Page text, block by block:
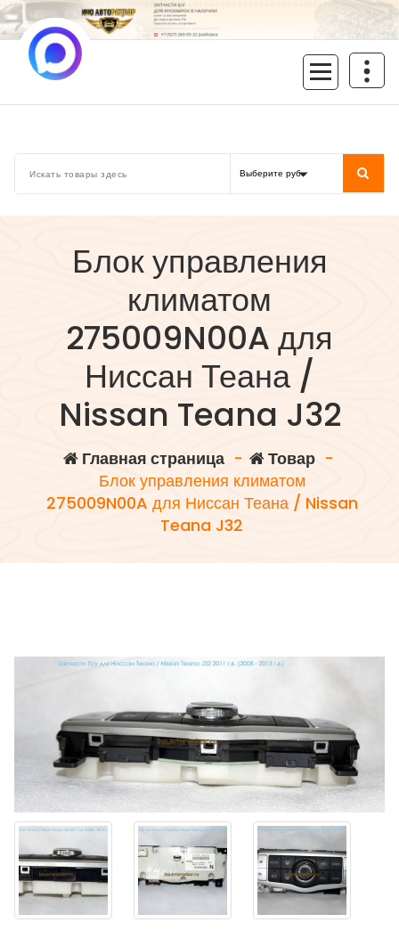
Перейти
к
содержимому
Блок управления
климатом
275009N00A для
Ниссан Теана /
Nissan Teana J32
Главная страница- Товар-
Блок управления климатом
275009N00A для Ниссан Теана / Nissan
Teana J32